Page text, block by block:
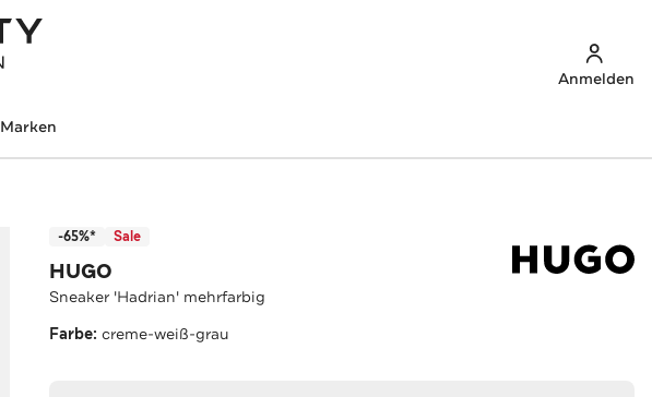
Anmelden
Marken
-65%* Sale
HUGO
Sneaker 'Hadrian' mehrfarbig
Farbe:creme-weiß-grau